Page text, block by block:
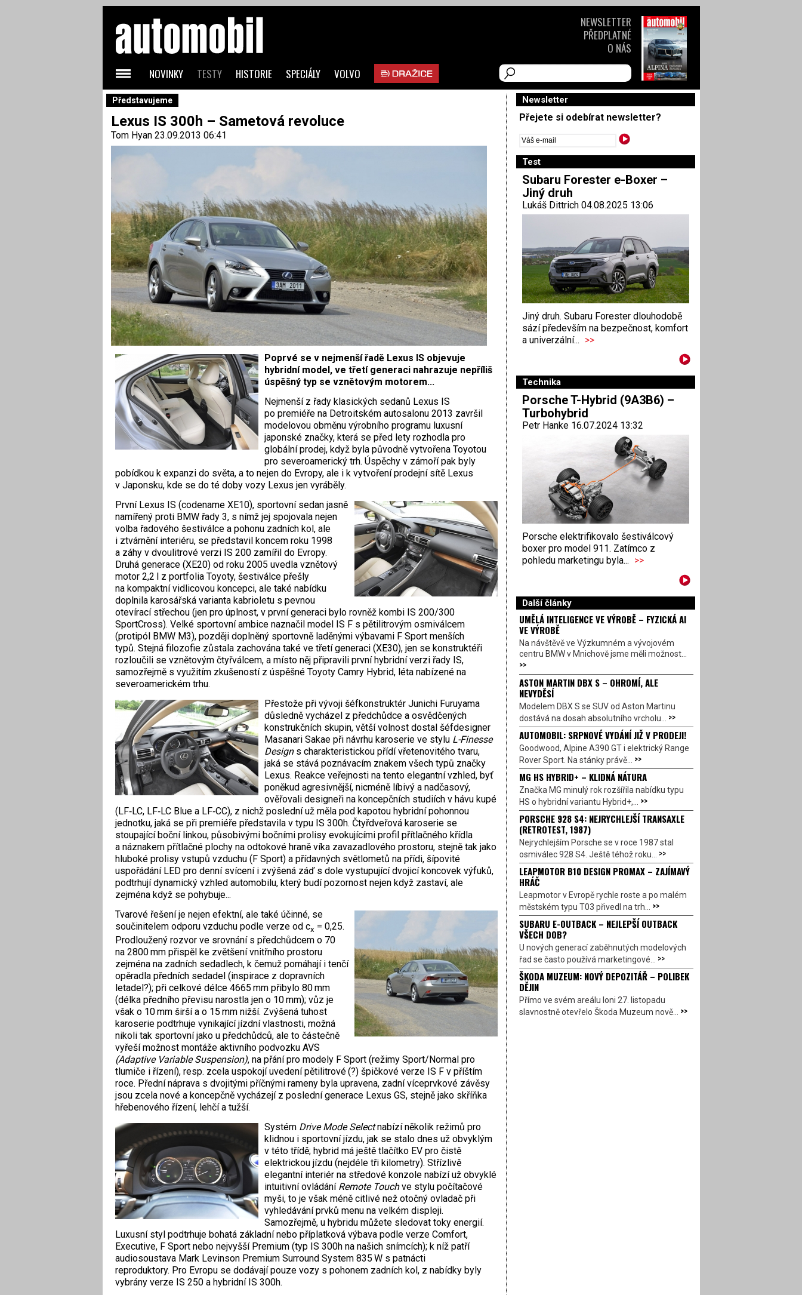
Představujeme
Lexus IS 300h – Sametová revoluce
Tom Hyan23.09.2013 06:41
Poprvé se v nejmenší řadě Lexus IS objevuje
hybridní model, ve třetí generaci nahrazuje nepříliš
úspěšný typ se vznětovým motorem...
Nejmenší z řady klasických sedanů Lexus IS
po premiéře na Detroitském autosalonu 2013 završil
modelovou obměnu výrobního programu luxusní
japonské značky, která se před lety rozhodla pro
globální prodej, když byla původně vytvořena Toyotou
pro severoamerický trh. Úspěchy v zámoří pak byly
pobídkou k expanzi do světa, a to nejen do Evropy, ale i k vytvoření prodejní sítě Lexus
v Japonsku, kde se do té doby vozy Lexus jen vyráběly.
První Lexus IS (codename XE10), sportovní sedan jasně
namířený proti BMW řady 3, s nímž jej spojovala nejen
volba řadového šestiválce a pohonu zadních kol, ale
i ztvárnění interiéru, se představil koncem roku 1998
a záhy v dvoulitrové verzi IS 200 zamířil do Evropy.
Druhá generace (XE20) od roku 2005 uvedla vznětový
motor 2,2 l z portfolia Toyoty, šestiválce přešly
na kompaktní vidlicovou koncepci, ale také nabídku
doplnila karosářská varianta kabrioletu s pevnou
otevírací střechou (jen pro úplnost, v první generaci bylo rovněž kombi IS 200/300
SportCross). Velké sportovní ambice naznačil model IS F s pětilitrovým osmiválcem
(protipól BMW M3), později doplněný sportovně laděnými výbavami F Sport menších
typů. Stejná filozofie zůstala zachována také ve třetí generaci (XE30), jen se konstruktéři
rozloučili se vznětovým čtyřválcem, a místo něj připravili první hybridní verzi řady IS,
samozřejmě s využitím zkušeností z úspěšné Toyoty Camry Hybrid, léta nabízené na
severoamerickém trhu.
Přestože při vývoji šéfkonstruktér Junichi Furuyama
důsledně vycházel z předchůdce a osvědčených
konstrukčních skupin, větší volnost dostal šéfdesigner
Masanari Sakae při návrhu karoserie ve stylu L-Finesse
Designs charakteristickou přídí vřetenovitého tvaru,
jaká se stává poznávacím znakem všech typů značky
Lexus. Reakce veřejnosti na tento elegantní vzhled, byť
poněkud agresivnější, nicméně líbivý a nadčasový,
ověřovali designeři na koncepčních studiích v hávu kupé
(LF‑LC, LF‑LC Blue a LF‑CC), z nichž poslední už měla pod kapotou hybridní pohonnou
jednotku, jaká se při premiéře představila v typu IS 300h. Čtyřdveřová karoserie se
stoupající boční linkou, působivými bočními prolisy evokujícími profil přítlačného křídla
a náznakem přítlačné plochy na odtokové hraně víka zavazadlového prostoru, stejně tak jako
hluboké prolisy vstupů vzduchu (F Sport) a přídavných světlometů na přídi, šípovité
uspořádání LED pro denní svícení i zvýšená záď s dole vystupující dvojicí koncovek výfuků,
podtrhují dynamický vzhled automobilu, který budí pozornost nejen když zastaví, ale
zejména když se pohybuje...
Tvarové řešení je nejen efektní, ale také účinné, se
součinitelem odporu vzduchu podle verze od cx = 0,25.
Prodloužený rozvor ve srovnání s předchůdcem o 70
na 2800 mm přispěl ke zvětšení vnitřního prostoru
zejména na zadních sedadlech, k čemuž pomáhají i tenčí
opěradla předních sedadel (inspirace z dopravních
letadel?); při celkové délce 4665 mm přibylo 80 mm
(délka předního převisu narostla jen o 10 mm); vůz je
však o 10 mm širší a o 15 mm nižší. Zvýšená tuhost
karoserie podtrhuje vynikající jízdní vlastnosti, možná
nikoli tak sportovní jako u předchůdců, ale to částečně
vyřeší možnost montáže aktivního podvozku AVS
(Adaptive Variable Suspension), na přání pro modely F Sport (režimy Sport/Normal pro
tlumiče i řízení), resp. zcela uspokojí uvedení pětilitrové (?) špičkové verze IS F v příštím
roce. Přední náprava s dvojitými příčnými rameny byla upravena, zadní víceprvkové závěsy
jsou zcela nové a koncepčně vycházejí z poslední generace Lexus GS, stejně jako skříňka
hřebenového řízení, lehčí a tužší.
Systém Drive Mode Selectnabízí několik režimů pro
klidnou i sportovní jízdu, jak se stalo dnes už obvyklým
v této třídě; hybrid má ještě tlačítko EV pro čistě
elektrickou jízdu (nejdéle tři kilometry). Střízlivě
elegantní interiér na středové konzole nabízí už obvyklé
intuitivní ovládání Remote Touchve stylu počítačové
myši, to je však méně citlivé než otočný ovladač při
vyhledávání prvků menu na velkém displeji.
Samozřejmě, u hybridu můžete sledovat toky energií.
Luxusní styl podtrhuje bohatá základní nebo příplatková výbava podle verze Comfort,
Executive, F Sport nebo nejvyšší Premium (typ IS 300h na našich snímcích); k níž patří
audiosoustava Mark Levinson Premium Surround System 835 W s patnácti
reproduktory. Pro Evropu se dodávají pouze vozy s pohonem zadních kol, z nabídky byly
vybrány verze IS 250 a hybridní IS 300h.
Newsletter
Přejete si odebírat newsletter?
Test
Subaru Forester e-Boxer –
Jiný druh
Lukáš Dittrich 04.08.2025 13:06
Jiný druh. Subaru Forester dlouhodobě
sází především na bezpečnost, komfort
a univerzální... >>
Technika
Porsche T-Hybrid (9A3B6) –
Turbohybrid
Petr Hanke 16.07.2024 13:32
Porsche elektrifikovalo šestiválcový
boxer pro model 911. Zatímco z
pohledu marketingu byla... >>
Další články
UMĚLÁ INTELIGENCE VE VÝROBĚ – FYZICKÁ AI
VE VÝROBĚ
Na návštěvě ve Výzkumném a vývojovém
centru BMW v Mnichově jsme měli možnost...
>>
ASTON MARTIN DBX S – OHROMÍ, ALE
NEVYDĚSÍ
Modelem DBX S se SUV od Aston Martinu
dostává na dosah absolutního vrcholu... >>
AUTOMOBIL: SRPNOVÉ VYDÁNÍ JIŽ V PRODEJI!
Goodwood, Alpine A390 GT i elektrický Range
Rover Sport. Na stánky právě... >>
MG HS HYBRID+ – KLIDNÁ NÁTURA
Značka MG minulý rok rozšířila nabídku typu
HS o hybridní variantu Hybrid+,... >>
PORSCHE 928 S4: NEJRYCHLEJŠÍ TRANSAXLE
(RETROTEST, 1987)
Nejrychlejším Porsche se v roce 1987 stal
osmiválec 928 S4. Ještě téhož roku... >>
LEAPMOTOR B10 DESIGN PROMAX – ZAJÍMAVÝ
HRÁČ
Leapmotor v Evropě rychle roste a po malém
městském typu T03 přivedl na trh... >>
SUBARU E-OUTBACK – NEJLEPŠÍ OUTBACK
VŠECH DOB?
U nových generací zaběhnutých modelových
řad se často používá marketingové... >>
ŠKODA MUZEUM: NOVÝ DEPOZITÁŘ – POLIBEK
DĚJIN
Přímo ve svém areálu loni 27. listopadu
slavnostně otevřelo Škoda Muzeum nově... >>
NOVINKY TESTY HISTORIE SPECIÁLY VOLVO
NEWSLETTER
PŘEDPLATNÉ
O NÁS